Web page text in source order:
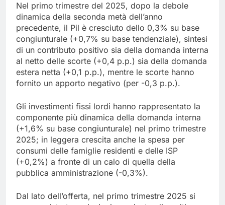
Nel primo trimestre del 2025, dopo la debole
dinamica della seconda metà dell’anno
precedente, il Pil è cresciuto dello 0,3% su base
congiunturale (+0,7% su base tendenziale), sintesi
di un contributo positivo sia della domanda interna
al netto delle scorte (+0,4 p.p.) sia della domanda
estera netta (+0,1 p.p.), mentre le scorte hanno
fornito un apporto negativo (per -0,3 p.p.).
Gli investimenti fissi lordi hanno rappresentato la
componente più dinamica della domanda interna
(+1,6% su base congiunturale) nel primo trimestre
2025; in leggera crescita anche la spesa per
consumi delle famiglie residenti e delle ISP
(+0,2%) a fronte di un calo di quella della
pubblica amministrazione (-0,3%).
Dal lato dell’offerta, nel primo trimestre 2025 si